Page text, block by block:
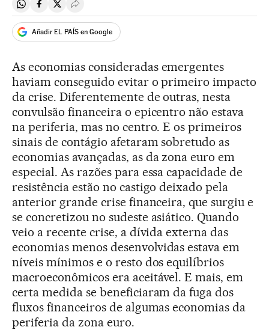
Compartir en Whatsapp
Compartir en Facebook
Compartir en Twitter
Desplegar Redes Sociales
Añadir EL PAÍS en Google
As economias consideradas emergentes
haviam conseguido evitar o primeiro impacto
da crise. Diferentemente de outras, nesta
convulsão financeira o epicentro não estava
na periferia, mas no centro. E os primeiros
sinais de contágio afetaram sobretudo as
economias avançadas, as da zona euro em
especial. As razões para essa capacidade de
resistência estão no castigo deixado pela
anterior grande crise financeira, que surgiu e
se concretizou no sudeste asiático. Quando
veio a recente crise, a dívida externa das
economias menos desenvolvidas estava em
níveis mínimos e o resto dos equilíbrios
macroeconômicos era aceitável. E mais, em
certa medida se beneficiaram da fuga dos
fluxos financeiros de algumas economias da
periferia da zona euro.